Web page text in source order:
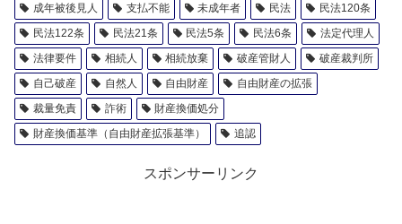
成年被後見人
支払不能 未成年者 民法
民法120条
民法122条
民法21条 民法5条 民法6条
法定代理人
法律要件
相続人 相続放棄 破産管財人
破産裁判所
自己破産
自然人 自由財産
自由財産の拡張
裁量免責
詐術
財産換価処分
財産換価基準（自由財産拡張基準）
追認
スポンサーリンク